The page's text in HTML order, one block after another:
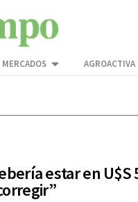
MERCADOS AGROACTIVA
estar en U$S